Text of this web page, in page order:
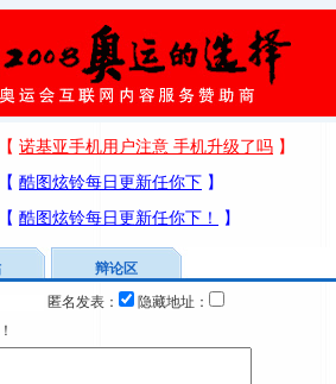
辩论区
匿名发表：
隐藏地址：